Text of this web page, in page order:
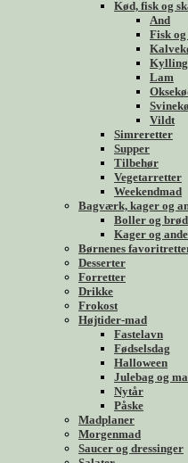
Kød, fisk og
And
Fisk
Kylling
Lam
Vildt
Simreretter
Supper
Tilbehør
Vegetarretter
Weekendmad
Bagværk, kager og
Boller og brød
Kager og
Børnenes
Desserter
Forretter
Drikke
Frokost
Højtider-mad
Fastelavn
Fødselsdag
Halloween
Julebag og
Nytår
Påske
Madplaner
Morgenmad
Saucer og dressinger